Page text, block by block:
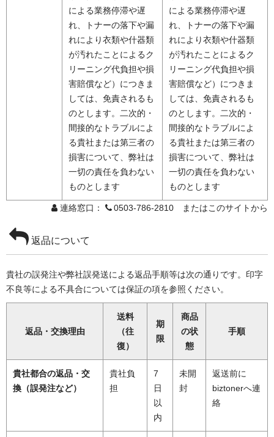
による業務停滞や遅
れ、トナーの落下や漏
れにより衣類や什器類
が汚れたことによるク
リーニング代負担や損
害賠償など）につきま
しては、免責されるも
のとします。二次的・
間接的なトラブルによ
る貴社または第三者の
損害について、弊社は
一切の責任を負わない
ものとします
による業務停滞や遅
れ、トナーの落下や漏
れにより衣類や什器類
が汚れたことによるク
リーニング代負担や損
害賠償など）につきま
しては、免責されるも
のとします。二次的・
間接的なトラブルによ
る貴社または第三者の
損害について、弊社は
一切の責任を負わない
ものとします
連絡窓口： 0503-786-2810 またはこのサイトから
返品について
貴社の誤発注や弊社誤発送による返品手順等は次の通りです。印字
不良等による不具合については保証の項を参照ください。
返品・交換理由
送料
（往
復）
期
限
商品
の状
態
手順
貴社都合の返品・交
換（誤発注など）
貴社負
担
7
日
以
内
未開
封
返送前に
biztonerへ連
絡